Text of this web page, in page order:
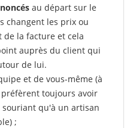
au départ sur le
changent les prix ou
la facture et cela
auprès du client qui
de lui.
et de vous-même (à
toujours avoir
qu'à un artisan
;